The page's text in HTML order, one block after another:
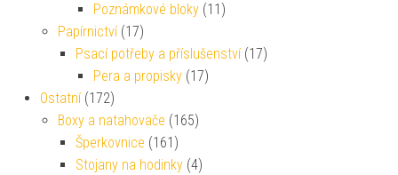
Poznámkové bloky (11)
Papírnictví (17)
Psací potřeby a příslušenství (17)
Pera a propisky (17)
Ostatní (172)
Boxy a natahovače (165)
Šperkovnice (161)
Stojany na hodinky (4)